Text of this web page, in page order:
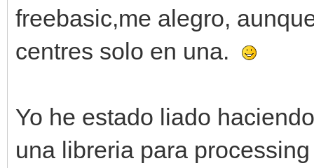
freebasic,me alegro,
centres solo en una.
Yo he estado liado
una libreria para